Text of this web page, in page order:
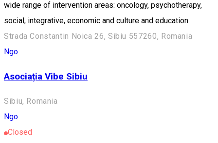
wide range of intervention areas: oncology, psychotherapy,
social, integrative, economic and culture and education.
Strada Constantin Noica 26, Sibiu 557260, Romania
Ngo
Asociația Vibe Sibiu
Sibiu, Romania
Ngo
Closed